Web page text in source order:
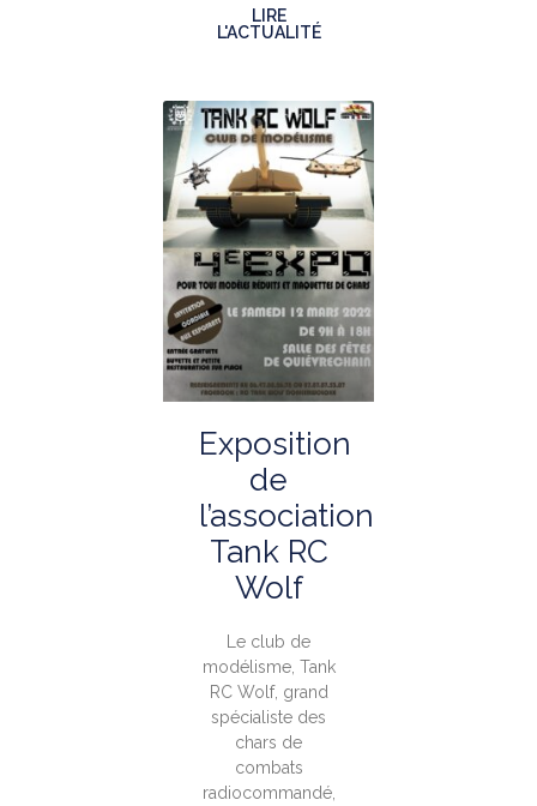
LIRE
L'ACTUALITÉ
Exposition
de
l’association
Tank RC
Wolf
Le club de
modélisme, Tank
RC Wolf, grand
spécialiste des
chars de
combats
radiocommandé,